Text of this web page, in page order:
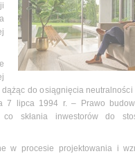
do osiągnięcia
lipca 1994 r. – Prawo
co skłania inwestorów do
w procesie projektowania i